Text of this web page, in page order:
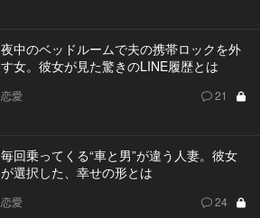
夜中のベッドルームで夫の携帯ロックを外
す女。彼女が見た驚きのLINE履歴とは
恋愛 21
毎回乗ってくる“車と男”が違う人妻。彼女
が選択した、幸せの形とは
恋愛 24